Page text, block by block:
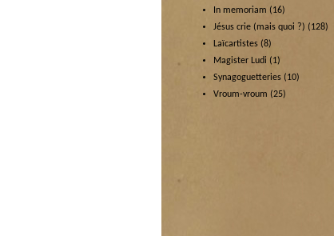
In memoriam (16)
Jésus crie (mais quoi ?) (128)
Laïcartistes (8)
Magister Ludi (1)
Synagoguetteries (10)
Vroum-vroum (25)